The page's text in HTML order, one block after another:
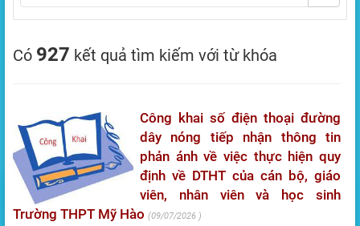
Có 927 kết quả tìm kiếm với từ khóa
Công khai số điện thoại đường
dây nóng tiếp nhận thông tin
phản ánh về việc thực hiện quy
định về DTHT của cán bộ, giáo
viên, nhân viên và học sinh
Trường THPT Mỹ Hào
09/07/2026